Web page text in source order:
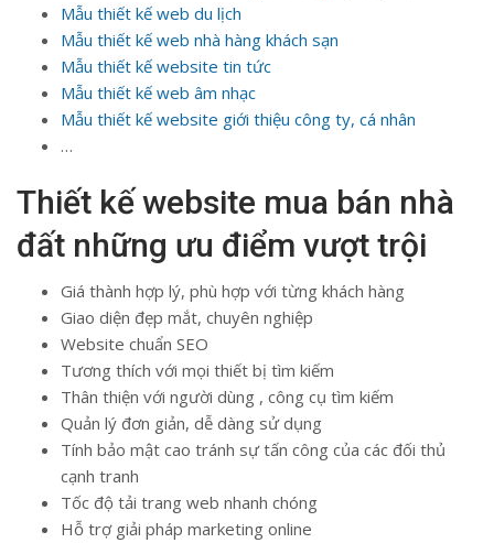
Mẫu thiết kế web du lịch
Mẫu thiết kế web nhà hàng khách sạn
Mẫu thiết kế website tin tức
Mẫu thiết kế web âm nhạc
Mẫu thiết kế website giới thiệu công ty, cá nhân
…
Thiết kế website mua bán nhà
đất những ưu điểm vượt trội
Giá thành hợp lý, phù hợp với từng khách hàng
Giao diện đẹp mắt, chuyên nghiệp
Website chuẩn SEO
Tương thích với mọi thiết bị tìm kiếm
Thân thiện với người dùng , công cụ tìm kiếm
Quản lý đơn giản, dễ dàng sử dụng
Tính bảo mật cao tránh sự tấn công của các đối thủ
cạnh tranh
Tốc độ tải trang web nhanh chóng
Hỗ trợ giải pháp marketing online